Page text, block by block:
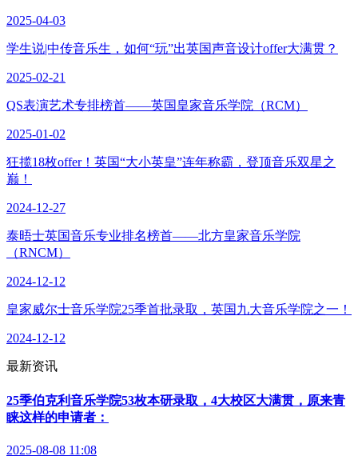
2025-04-03
学生说|中传音乐生，如何“玩”出英国声音设计offer大满贯？
2025-02-21
QS表演艺术专排榜首——英国皇家音乐学院（RCM）
2025-01-02
狂揽18枚offer！英国“大小英皇”连年称霸，登顶音乐双星之
巅！
2024-12-27
泰晤士英国音乐专业排名榜首——北方皇家音乐学院
（RNCM）
2024-12-12
皇家威尔士音乐学院25季首批录取，英国九大音乐学院之一！
2024-12-12
最新资讯
25季伯克利音乐学院53枚本研录取，4大校区大满贯，原来青
睐这样的申请者：
2025-08-08 11:08